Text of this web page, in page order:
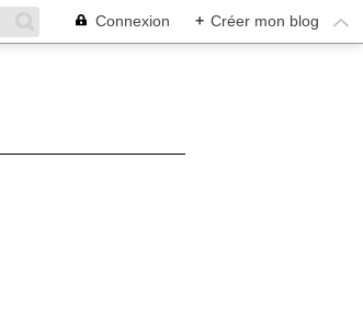
Connexion + Créer mon blog